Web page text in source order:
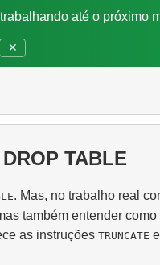
até o próximo
✕
TABLE
. Mas, no trabalho real
também entender
as instruções TRUNCATE e